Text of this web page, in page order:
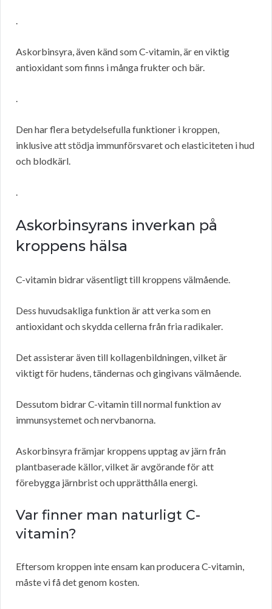
.
Askorbinsyra, även känd som C-vitamin, är en viktig
antioxidant som finns i många frukter och bär.
.
Den har flera betydelsefulla funktioner i kroppen,
inklusive att stödja immunförsvaret och elasticiteten i hud
och blodkärl.
.
Askorbinsyrans inverkan på
kroppens hälsa
C-vitamin bidrar väsentligt till kroppens välmående.
Dess huvudsakliga funktion är att verka som en
antioxidant och skydda cellerna från fria radikaler.
Det assisterar även till kollagenbildningen, vilket är
viktigt för hudens, tändernas och gingivans välmående.
Dessutom bidrar C-vitamin till normal funktion av
immunsystemet och nervbanorna.
Askorbinsyra främjar kroppens upptag av järn från
plantbaserade källor, vilket är avgörande för att
förebygga järnbrist och upprätthålla energi.
Var finner man naturligt C-
vitamin?
Eftersom kroppen inte ensam kan producera C-vitamin,
måste vi få det genom kosten.